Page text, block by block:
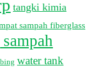
tangki kimia
sampah fiberglass
water tank